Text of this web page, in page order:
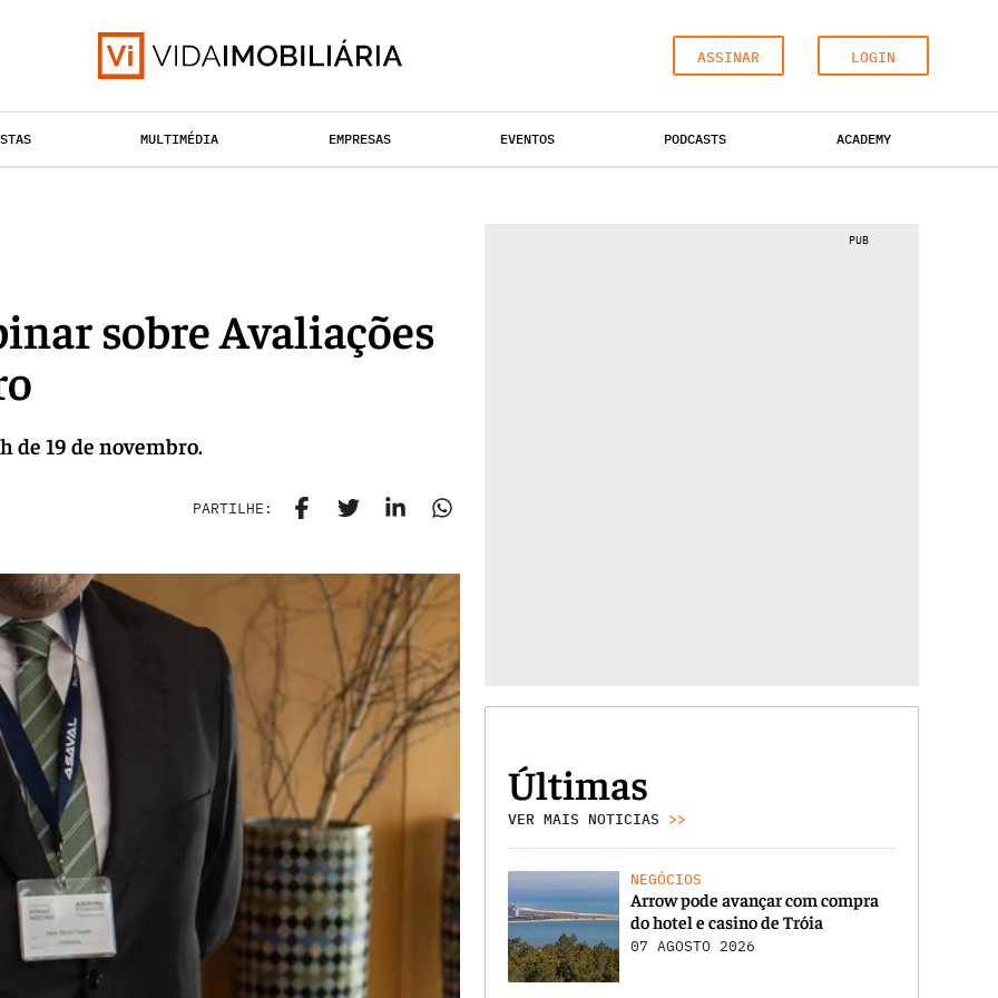
ASSINAR LOGIN
MULTIMÉDIA EMPRESAS EVENTOS PODCASTS ACADEMY
sobre Avaliações
de 19 de novembro.
PARTILHE:
PUB
Últimas
VER MAIS NOTICIAS >>
NEGÓCIOS
Arrow pode avançar com compra
do hotel e casino de Tróia
07 AGOSTO 2026